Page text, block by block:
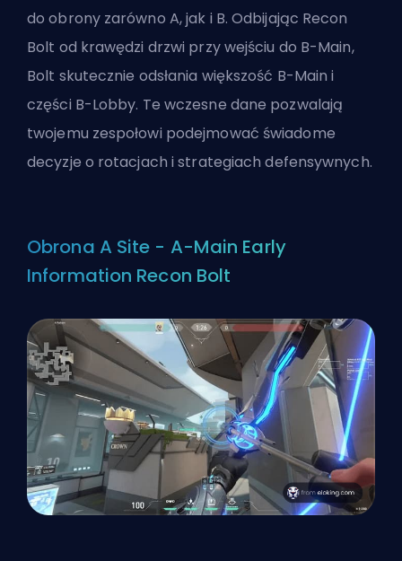
do obrony zarówno A, jak i B. Odbijając Recon
Bolt od krawędzi drzwi przy wejściu do B-Main,
Bolt skutecznie odsłania większość B-Main i
części B-Lobby. Te wczesne dane pozwalają
twojemu zespołowi podejmować świadome
decyzje o rotacjach i strategiach defensywnych.
Obrona A Site - A-Main Early
Information Recon Bolt